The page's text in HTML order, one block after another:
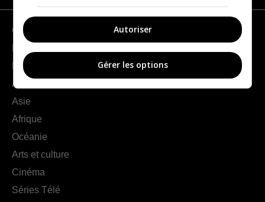
Géographie
Europe
Amériques
Asie
Afrique
Océanie
Arts et culture
Cinéma
Séries Télé
Autoriser
Gérer les options